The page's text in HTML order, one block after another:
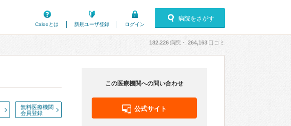
Calooとは
新規ユーザ登録 ログイン
病院をさがす
182,226病院・ 264,163 口コミ
無料医療機関
会員登録
この医療機関への問い合わせ
公式サイト